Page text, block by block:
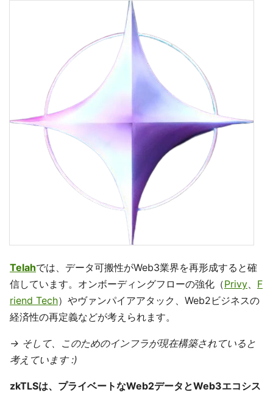
Telahでは、データ可搬性がWeb3業界を再形成すると確
信しています。オンボーディングフローの強化（Privy
F
riend Tech）やヴァンパイアアタック、Web2ビジネスの
経済性の再定義などが考えられます。
→ そして、このためのインフラが現在構築されていると
考えています :)
zkTLSは、プライベートなWeb2データとWeb3エコシス